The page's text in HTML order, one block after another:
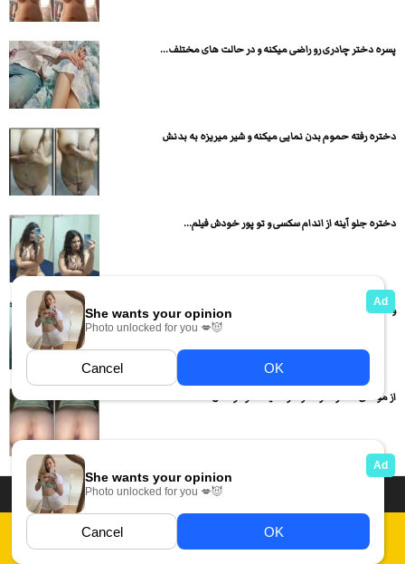
پسره دختر چادری رو راضی میکنه و در حالت های مختلف...
دختره رفته حموم بدن نمایی میکنه و شیر میریزه به بدنش
دختره جلو آینه از اندام سکسی و تو پور خودش فیلم...
وسط مهمونی یه دختر بلند کرده تو دستشویی داره میکنه تو...
از موهای دختره گرفته و داره میکنه تو کوصش
دسته بندی فیلم های سکسی
داستان سکسی ایرانی
عکس سکسی ایرانی
فیلم های سکسی زهرا قوانین Report Abuse